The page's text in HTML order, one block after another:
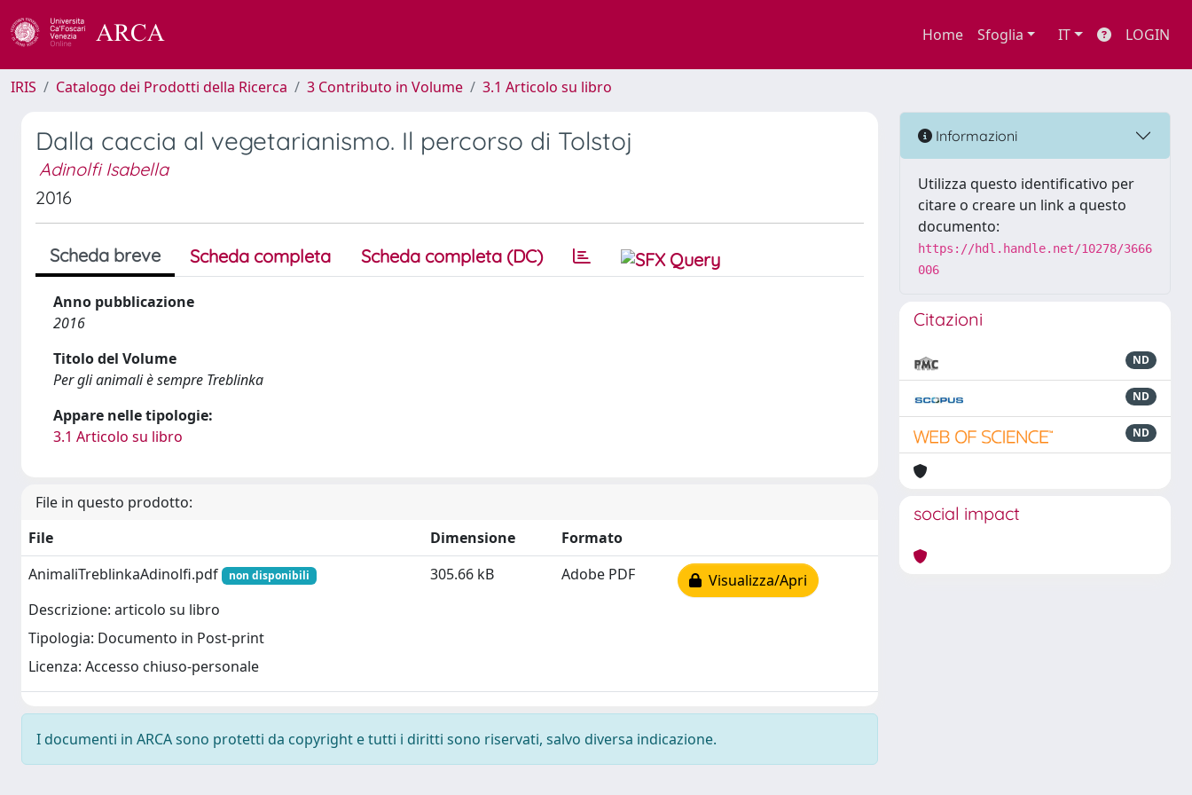
Home Sfoglia IT LOGIN
IRIS Catalogo dei Prodotti della Ricerca 3 Contributo in Volume 3.1 Articolo su libro
Dalla caccia al vegetarianismo. Il percorso di Tolstoj
Adinolfi Isabella
2016
Scheda breve Scheda completa Scheda completa (DC)
Anno pubblicazione
2016
Titolo del Volume
Per gli animali è sempre Treblinka
Appare nelle tipologie:
3.1 Articolo su libro
File in questo prodotto:
File
Dimensione
Formato
AnimaliTreblinkaAdinolfi.pdf
non disponibili
Descrizione: articolo su libro
Tipologia: Documento in Post-print
Licenza: Accesso chiuso-personale
305.66 kB Adobe PDF Visualizza/Apri
I documenti in ARCA sono protetti da copyright e tutti i diritti sono riservati, salvo diversa indicazione.
Informazioni
Utilizza questo identificativo per
citare o creare un link a questo
documento:
https://hdl.handle.net/10278/3666
006
Citazioni
ND
ND
ND
social impact